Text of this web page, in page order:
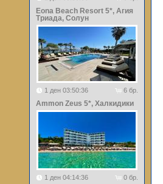
Eona Beach Resort 5*, Агия
Триада, Солун
1 ден 03:50:36 6 бр.
Ammon Zeus 5*, Халкидики
1 ден 04:14:36 0 бр.